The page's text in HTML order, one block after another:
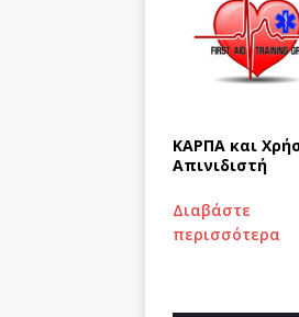
ΚΑΡΠΑ και
Απινιδιστή
Διαβάστε
περισσότερα